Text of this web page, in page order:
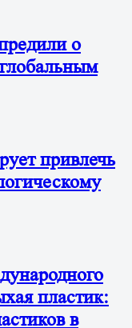
о
привлечь
пластик:
в